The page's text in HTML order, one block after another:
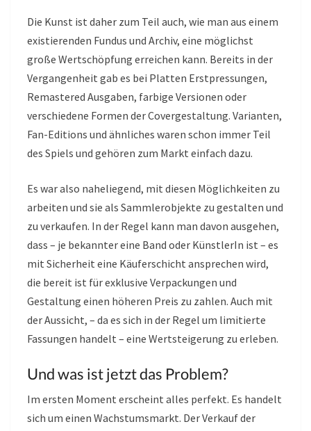
Die Kunst ist daher zum Teil auch, wie man aus einem
existierenden Fundus und Archiv, eine möglichst
große Wertschöpfung erreichen kann. Bereits in der
Vergangenheit gab es bei Platten Erstpressungen,
Remastered Ausgaben, farbige Versionen oder
verschiedene Formen der Covergestaltung. Varianten,
Fan-Editions und ähnliches waren schon immer Teil
des Spiels und gehören zum Markt einfach dazu.
Es war also naheliegend, mit diesen Möglichkeiten zu
arbeiten und sie als Sammlerobjekte zu gestalten und
zu verkaufen. In der Regel kann man davon ausgehen,
dass – je bekannter eine Band oder KünstlerIn ist – es
mit Sicherheit eine Käuferschicht ansprechen wird,
die bereit ist für exklusive Verpackungen und
Gestaltung einen höheren Preis zu zahlen. Auch mit
der Aussicht, – da es sich in der Regel um limitierte
Fassungen handelt – eine Wertsteigerung zu erleben.
Und was ist jetzt das Problem?
Im ersten Moment erscheint alles perfekt. Es handelt
sich um einen Wachstumsmarkt. Der Verkauf der